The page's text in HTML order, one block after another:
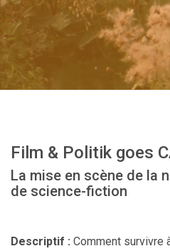
Film & Politik goes
La mise en scène de la
de science-fiction
Descriptif : Comment survivre